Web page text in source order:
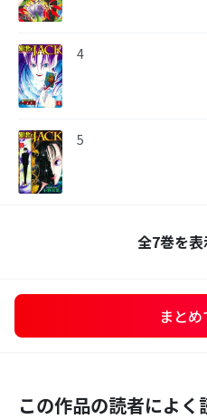
4
5
全7巻を表
まと
この作品の読者によ